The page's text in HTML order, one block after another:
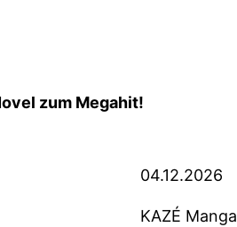
zum Megahit!
04.12.2026
KAZÉ Manga